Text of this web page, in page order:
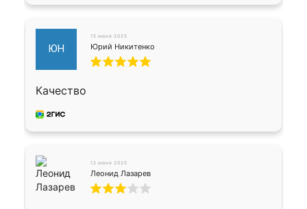
ЮН
15 июня 2025
Юрий Никитенко
Качество
12 июня 2025
Леонид Лазарев